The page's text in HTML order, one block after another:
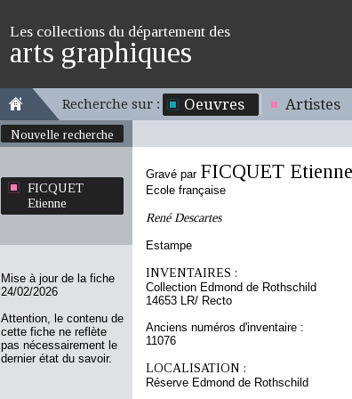
Les collections du département des
arts graphiques
Recherche sur : Oeuvres Artistes
Nouvelle recherche
FICQUET
Etienne
Mise à jour de la fiche
24/02/2026
Attention, le contenu de
cette fiche ne reflète
pas nécessairement le
dernier état du savoir.
Gravé par FICQUET Etienne
Ecole française
René Descartes
Estampe
INVENTAIRES :
Collection Edmond de Rothschild
14653 LR/ Recto
Anciens numéros d'inventaire :
11076
LOCALISATION :
Réserve Edmond de Rothschild